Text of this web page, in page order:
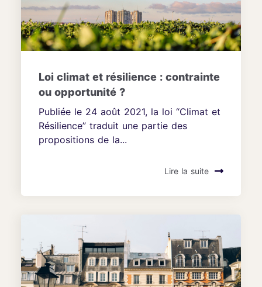
Loi climat et résilience : contrainte
ou opportunité ?
Publiée le 24 août 2021, la loi “Climat et
Résilience” traduit une partie des
propositions de la...
Lire la suite